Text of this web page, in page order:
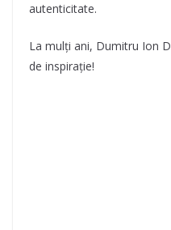
autenticitate.
La mulți ani, Dumitru Ion
de inspirație!